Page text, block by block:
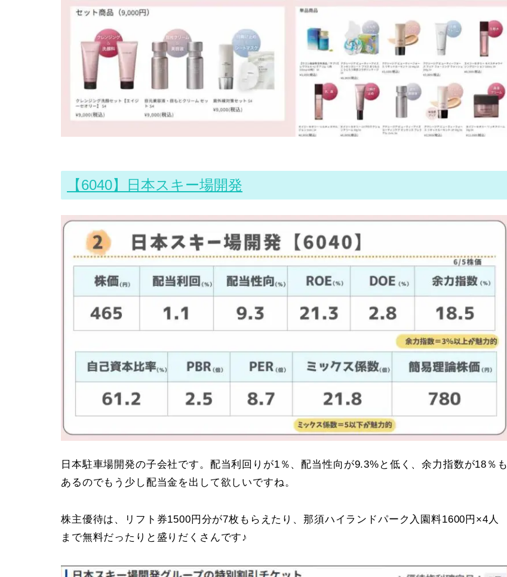
【6040】日本スキー場開発
日本駐車場開発の子会社です。配当利回りが1％、配当性向が9.3%と低く、余力指数が18％も
あるのでもう少し配当金を出して欲しいですね。
株主優待は、リフト券1500円分が7枚もらえたり、那須ハイランドパーク入園料1600円×4人
まで無料だったりと盛りだくさんです♪